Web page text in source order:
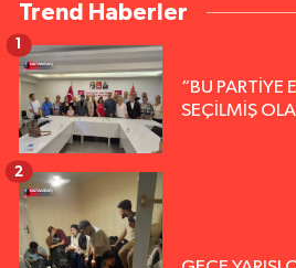
Trend Haberler
“BU PARTİYE
SEÇİLMİŞ
2